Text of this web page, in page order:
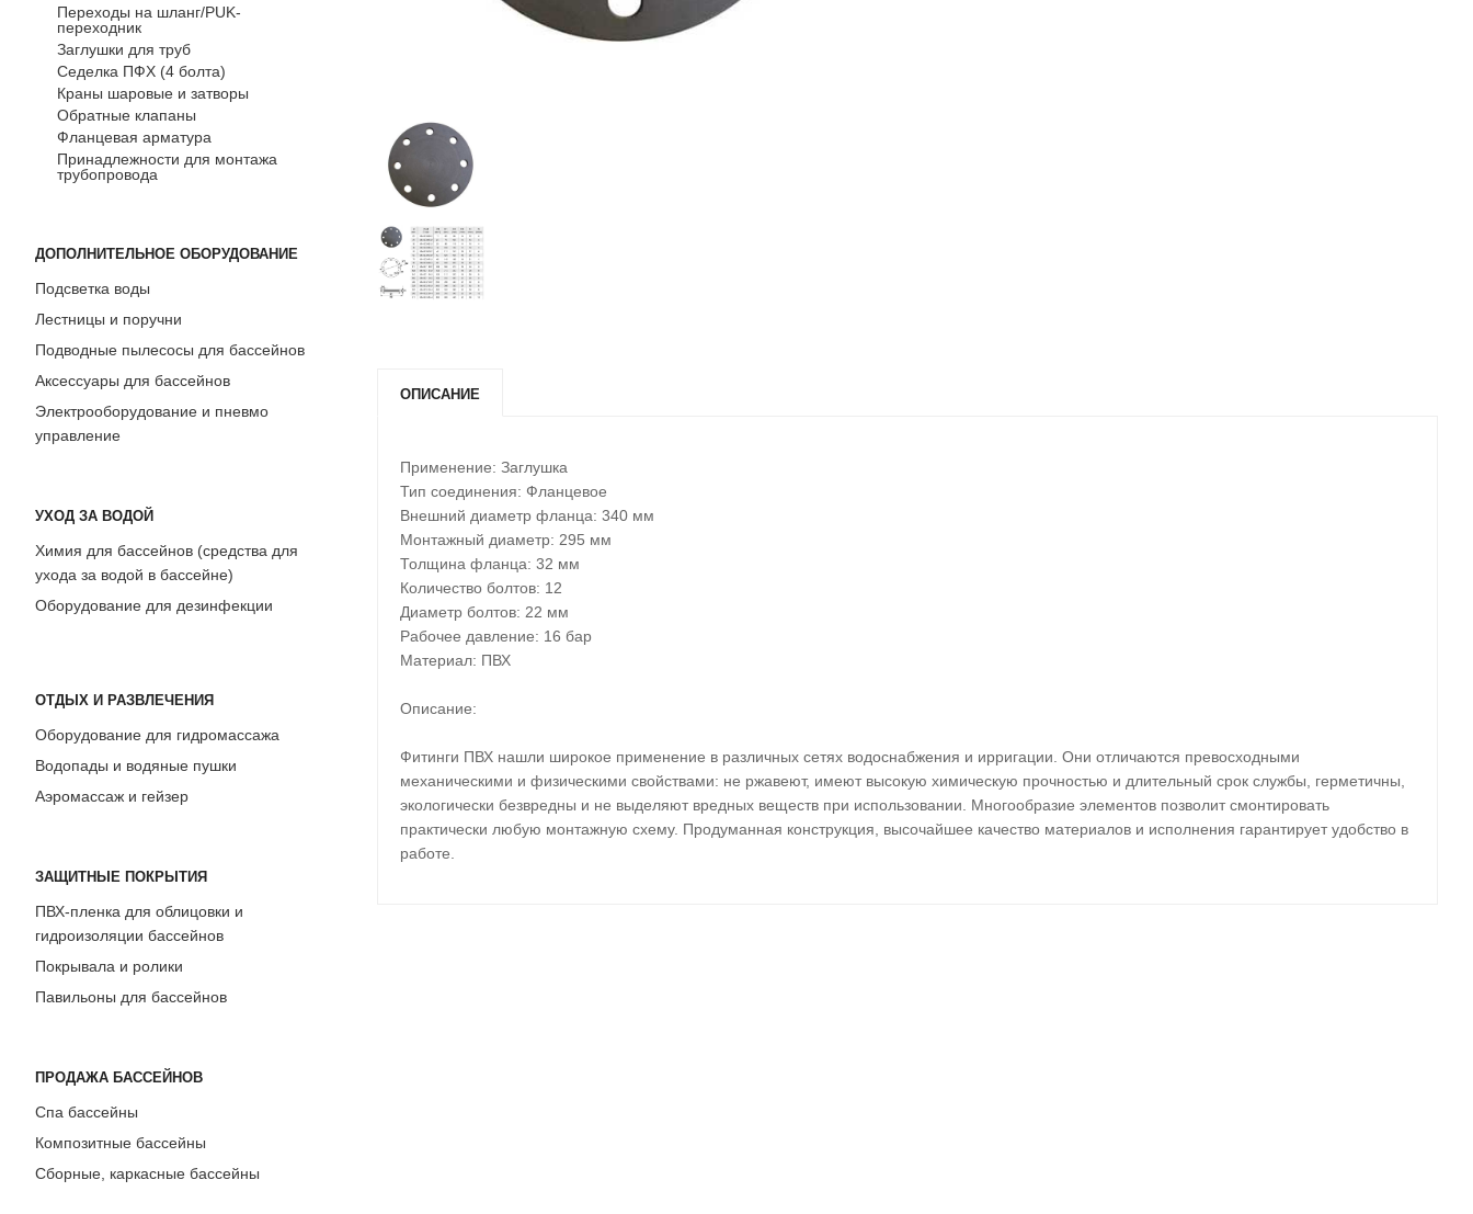
ОПИСАНИЕ
Применение: Заглушка
Тип соединения: Фланцевое
Внешний диаметр фланца: 340 мм
Монтажный диаметр: 295 мм
Толщина фланца: 32 мм
Количество болтов: 12
Диаметр болтов: 22 мм
Рабочее давление: 16 бар
Материал: ПВХ
Описание:
Фитинги ПВХ нашли широкое применение в различных сетях водоснабжения и ирригации. Они отличаются превосходными
механическими и физическими свойствами: не ржавеют, имеют высокую химическую прочностью и длительный срок службы, герметичны,
экологически безвредны и не выделяют вредных веществ при использовании. Многообразие элементов позволит смонтировать
практически любую монтажную схему. Продуманная конструкция, высочайшее качество материалов и исполнения гарантирует удобство в
работе.
Переходы на шланг/PUK-
переходник
Заглушки для труб
Седелка ПФХ (4 болта)
Краны шаровые и затворы
Обратные клапаны
Фланцевая арматура
Принадлежности для монтажа
трубопровода
ДОПОЛНИТЕЛЬНОЕ ОБОРУДОВАНИЕ
Подсветка воды
Лестницы и поручни
Подводные пылесосы для бассейнов
Аксессуары для бассейнов
Электрооборудование и пневмо
управление
УХОД ЗА ВОДОЙ
Химия для бассейнов (средства для
ухода за водой в бассейне)
Оборудование для дезинфекции
ОТДЫХ И РАЗВЛЕЧЕНИЯ
Оборудование для гидромассажа
Водопады и водяные пушки
Аэромассаж и гейзер
ЗАЩИТНЫЕ ПОКРЫТИЯ
ПВХ-пленка для облицовки и
гидроизоляции бассейнов
Покрывала и ролики
Павильоны для бассейнов
ПРОДАЖА БАССЕЙНОВ
Спа бассейны
Композитные бассейны
Сборные, каркасные бассейны